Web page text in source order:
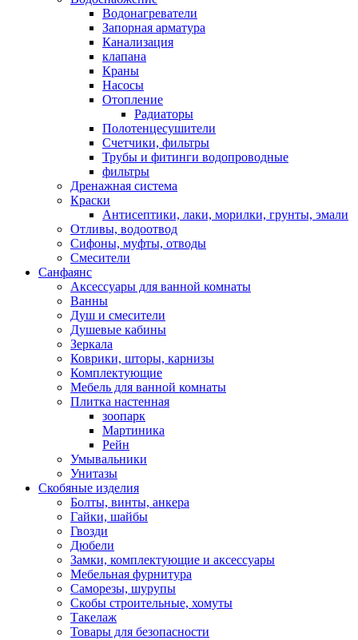
Водонагреватели
Запорная арматура
Канализация
клапана
Краны
Насосы
Отопление
Радиаторы
Полотенцесушители
Счетчики, фильтры
Трубы и фитинги водопроводные
фильтры
Дренажная система
Краски
Антисептики, лаки, морилки, грунты, эмали
Отливы, водоотвод
Сифоны, муфты, отводы
Смесители
Санфаянс
Аксессуары для ванной комнаты
Ванны
Душ и смесители
Душевые кабины
Зеркала
Коврики, шторы, карнизы
Комплектующие
Мебель для ванной комнаты
Плитка настенная
зоопарк
Мартиника
Рейн
Умывальники
Унитазы
Скобяные изделия
Болты, винты, анкера
Гайки, шайбы
Гвозди
Дюбели
Замки, комплектующие и аксессуары
Мебельная фурнитура
Саморезы, шурупы
Скобы строительные, хомуты
Такелаж
Товары для безопасности